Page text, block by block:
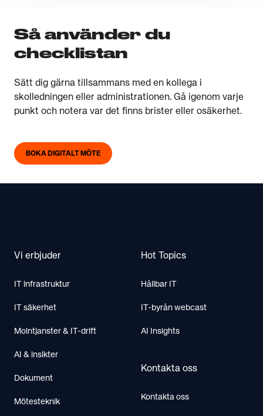
Så använder du
checklistan
Sätt dig gärna tillsammans med en kollega i
skolledningen eller administrationen. Gå igenom varje
punkt och notera var det finns brister eller osäkerhet.
BOKA DIGITALT MÖTE
Vi erbjuder
IT infrastruktur
IT säkerhet
Molntjanster & IT-drift
AI & insikter
Dokument
Mötesteknik
Hot Topics
Hållbar IT
IT-byrån webcast
AI Insights
Kontakta oss
Kontakta oss